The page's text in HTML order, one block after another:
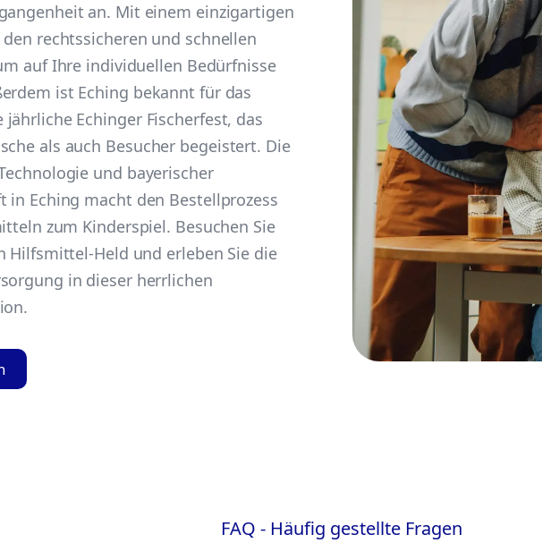
an. Mit einem einzigartigen
rechtssicheren und schnellen
auf Ihre individuellen Bedürfnisse
ist Eching bekannt für das
Echinger Fischerfest, das
als auch Besucher begeistert. Die
und bayerischer
in Eching macht den Bestellprozess
zum Kinderspiel. Besuchen Sie
Hilfsmittel-Held und erleben Sie die
in dieser herrlichen
FAQ - Häufig gestellte Fragen